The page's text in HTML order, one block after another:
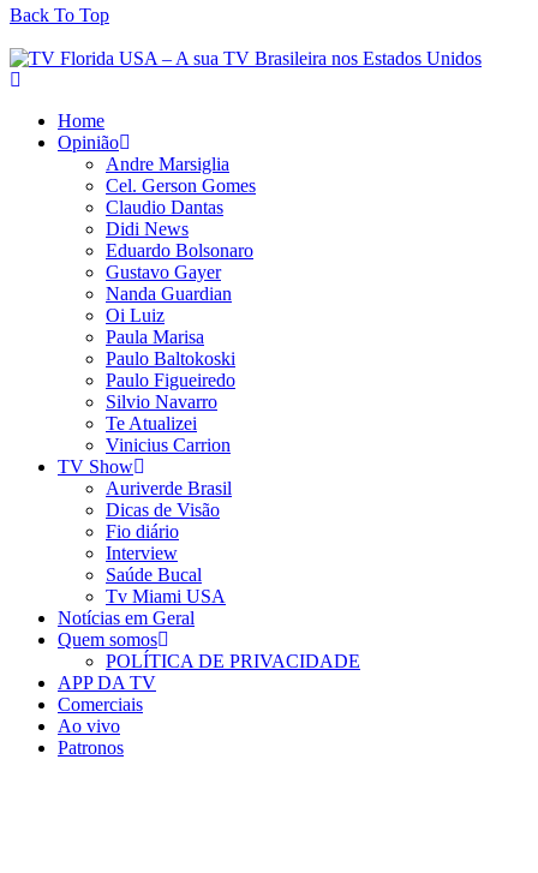
Back To Top
Home
Opinião
Andre Marsiglia
Cel. Gerson Gomes
Claudio Dantas
Didi News
Eduardo Bolsonaro
Gustavo Gayer
Nanda Guardian
Oi Luiz
Paula Marisa
Paulo Baltokoski
Paulo Figueiredo
Silvio Navarro
Te Atualizei
Vinicius Carrion
TV Show
Auriverde Brasil
Dicas de Visão
Fio diário
Interview
Saúde Bucal
Tv Miami USA
Notícias em Geral
Quem somos
POLÍTICA DE PRIVACIDADE
APP DA TV
Comerciais
Ao vivo
Patronos